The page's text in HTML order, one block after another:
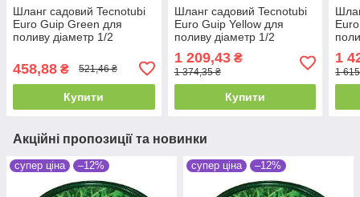
Шланг садовий Tecnotubi
Euro Guip Green для
поливу діаметр 1/2
(EGG 1/2 20)
458,88 ₴ 521,46 ₴
Купити
Шланг садовий Tecnotubi
Euro Guip Yellow для
поливу діаметр 1/2
(EGY 1/2 50)
1 209,43₴
1 374,35 ₴
Купити
1
1
Акційні пропозиції та новинки
супер ціна –12% супер ціна –12%